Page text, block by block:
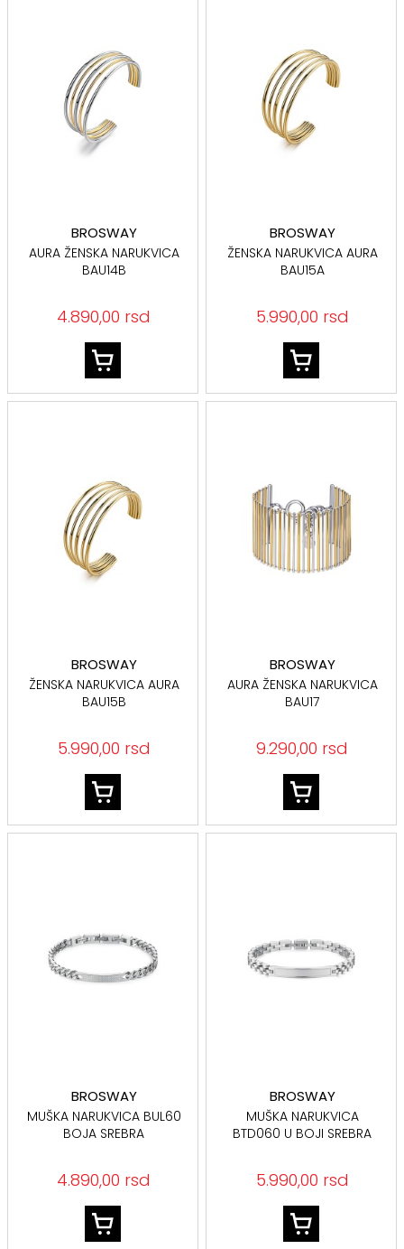
BROSWAY
AURA ŽENSKA NARUKVICA
BAU14B
4.890,00 rsd
BROSWAY
ŽENSKA NARUKVICA AURA
BAU15A
5.990,00 rsd
BROSWAY
ŽENSKA NARUKVICA AURA
BAU15B
5.990,00 rsd
BROSWAY
AURA ŽENSKA NARUKVICA
BAU17
9.290,00 rsd
BROSWAY
MUŠKA NARUKVICA BUL60
BOJA SREBRA
4.890,00 rsd
BROSWAY
MUŠKA NARUKVICA
BTD060 U BOJI SREBRA
5.990,00 rsd